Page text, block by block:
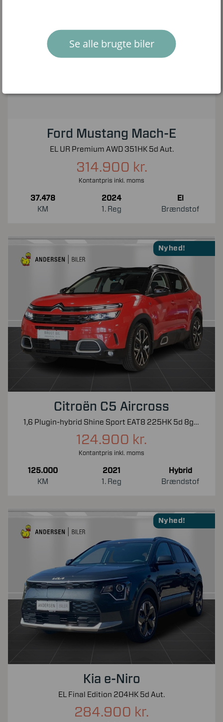
Ford Mustang Mach-E
EL UR Premium AWD 351HK 5d Aut.
314.900 kr.
Kontantpris inkl. moms
37.478
KM
2024
1. Reg
El
Brændstof
Nyhed!
Citroën C5 Aircross
1,6 Plugin-hybrid Shine Sport EAT8 225HK 5d 8g Aut.
124.900 kr.
Kontantpris inkl. moms
125.000
KM
2021
1. Reg
Hybrid
Brændstof
Nyhed!
Kia e-Niro
EL Final Edition 204HK 5d Aut.
284.900 kr.
Se alle brugte biler